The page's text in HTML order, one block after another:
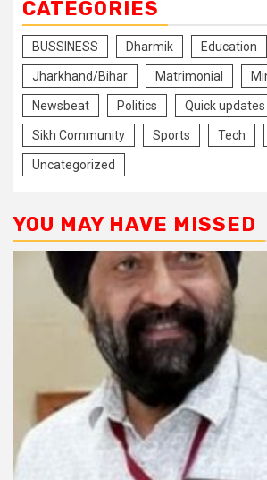
CATEGORIES
BUSSINESS Dharmik Education
Jharkhand/Bihar Matrimonial
Newsbeat Politics Quick updates
Sikh Community Sports Tech
Uncategorized
YOU MAY HAVE MISSED